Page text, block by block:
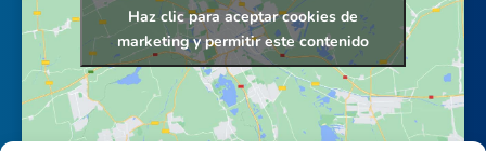
Haz clic para aceptar cookies de
marketing y permitir este contenido